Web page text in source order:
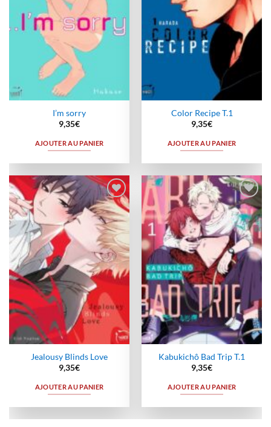
I’m sorry
9,35€
AJOUTER AU PANIER
Color Recipe T.1
9,35€
AJOUTER AU PANIER
Ajouter
à la
wishlist
Jealousy Blinds Love
9,35€
AJOUTER AU PANIER
Ajouter
à la
wishlist
Kabukichô Bad Trip T.1
9,35€
AJOUTER AU PANIER